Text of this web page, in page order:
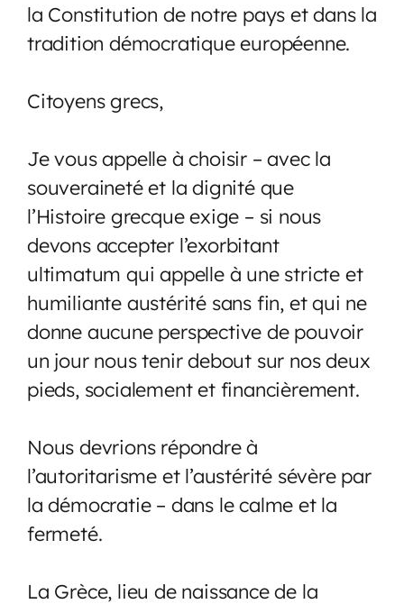
la Constitution de notre pays et dans la
tradition démocratique européenne.
Citoyens grecs,
Je vous appelle à choisir – avec la
souveraineté et la dignité que
l’Histoire grecque exige – si nous
devons accepter l’exorbitant
ultimatum qui appelle à une stricte et
humiliante austérité sans fin, et qui ne
donne aucune perspective de pouvoir
un jour nous tenir debout sur nos deux
pieds, socialement et financièrement.
Nous devrions répondre à
l’autoritarisme et l’austérité sévère par
la démocratie – dans le calme et la
fermeté.
La Grèce, lieu de naissance de la